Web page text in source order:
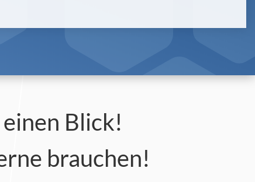
Blick!
brauchen!